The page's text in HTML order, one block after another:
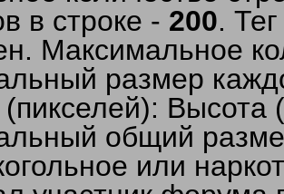
в строке - 200.
Максимальное
размер
Высота
общий
или